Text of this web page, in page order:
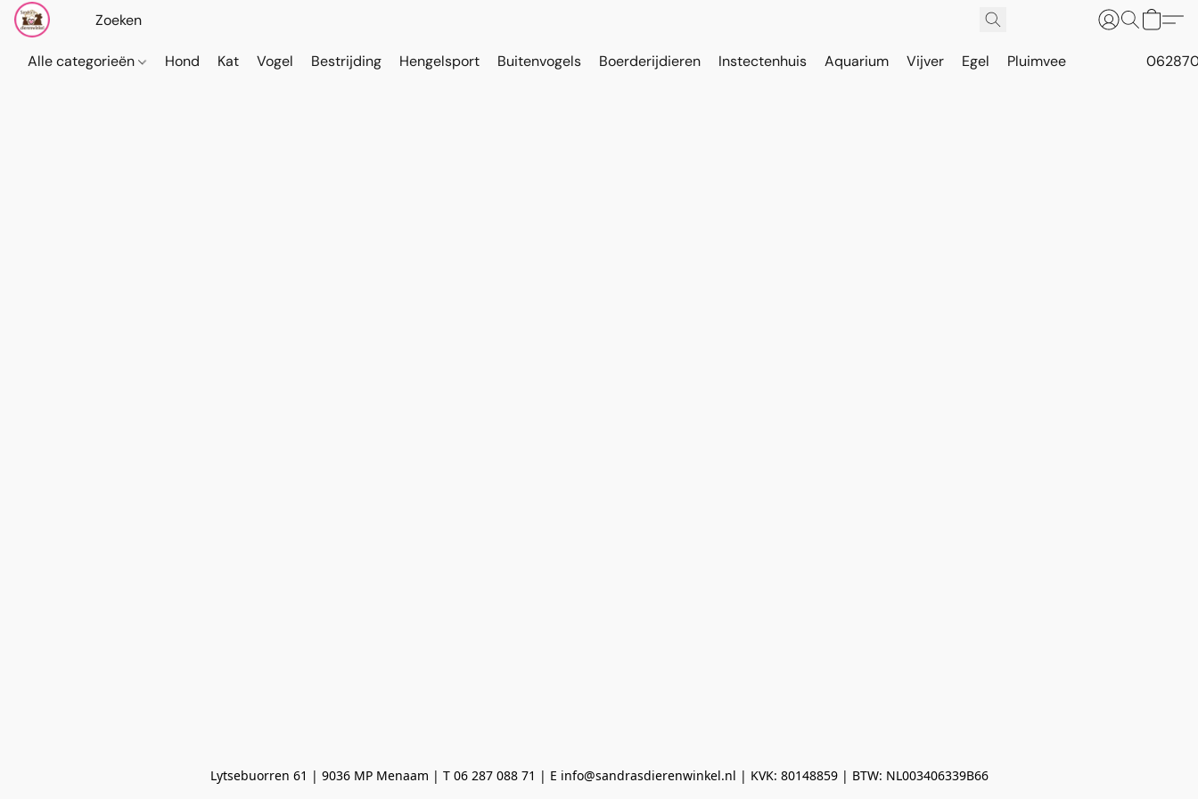
Alle categorieën Hond Kat Vogel Bestrijding Hengelsport Buitenvogels Boerderijdieren Instectenhuis Aquarium Vijver Egel Pluimvee
Lytsebuorren 61 | 9036 MP Menaam | T 06 287 088 71 | E info@sandrasdierenwinkel.nl | KVK: 80148859 | BTW: NL003406339B66